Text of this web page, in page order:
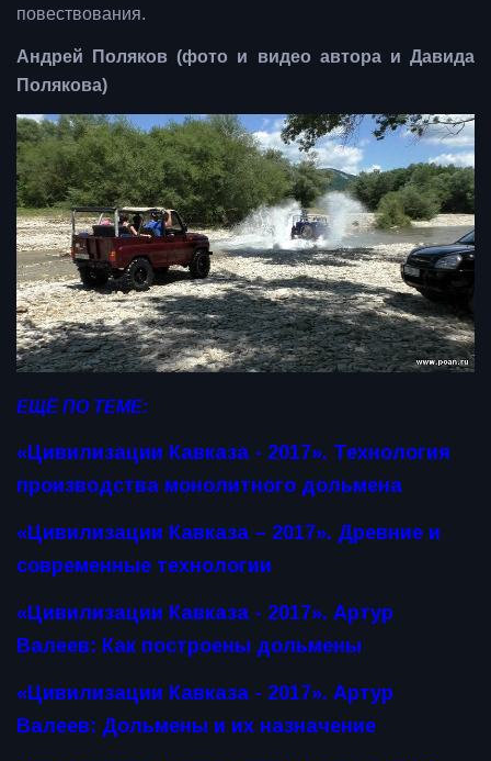
повествования.
Андрей Поляков (фото и видео автора и Давида
Полякова)
ЕЩЁ ПО ТЕМЕ:
«Цивилизации Кавказа - 2017». Технология
производства монолитного дольмена
«Цивилизации Кавказа – 2017». Древние и
современные технологии
«Цивилизации Кавказа - 2017». Артур
Валеев: Как построены дольмены
«Цивилизации Кавказа - 2017». Артур
Валеев: Дольмены и их назначение